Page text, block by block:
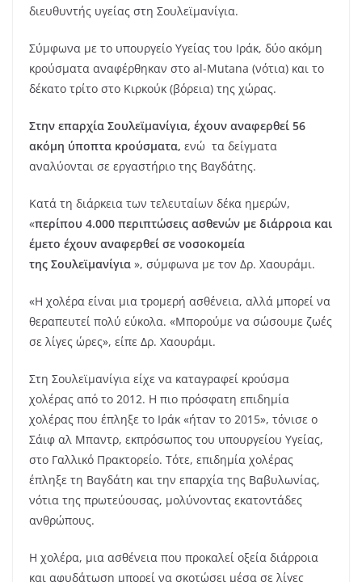
διευθυντής υγείας στη Σουλεϊμανίγια.
Σύμφωνα με το υπουργείο Υγείας του Ιράκ, δύο ακόμη
κρούσματα αναφέρθηκαν στο al-Mutana (νότια) και το
δέκατο τρίτο στο Κιρκούκ (βόρεια) της χώρας.
Στην επαρχία Σουλεϊμανίγια, έχουν αναφερθεί 56
ακόμη ύποπτα κρούσματα, ενώ τα δείγματα
αναλύονται σε εργαστήριο της Βαγδάτης.
Κατά τη διάρκεια των τελευταίων δέκα ημερών,
«περίπου 4.000 περιπτώσεις ασθενών με διάρροια και
έμετο έχουν αναφερθεί σε νοσοκομεία
της Σουλεϊμανίγια », σύμφωνα με τον Δρ. Χαουράμι.
«Η χολέρα είναι μια τρομερή ασθένεια, αλλά μπορεί να
θεραπευτεί πολύ εύκολα. «Μπορούμε να σώσουμε ζωές
σε λίγες ώρες», είπε Δρ. Χαουράμι.
Στη Σουλεϊμανίγια είχε να καταγραφεί κρούσμα
χολέρας από το 2012. Η πιο πρόσφατη επιδημία
χολέρας που έπληξε το Ιράκ «ήταν το 2015», τόνισε ο
Σάιφ αλ Μπαντρ, εκπρόσωπος του υπουργείου Υγείας,
στο Γαλλικό Πρακτορείο. Τότε, επιδημία χολέρας
έπληξε τη Βαγδάτη και την επαρχία της Βαβυλωνίας,
νότια της πρωτεύουσας, μολύνοντας εκατοντάδες
ανθρώπους.
Η χολέρα, μια ασθένεια που προκαλεί οξεία διάρροια
και αφυδάτωση μπορεί να σκοτώσει μέσα σε λίγες